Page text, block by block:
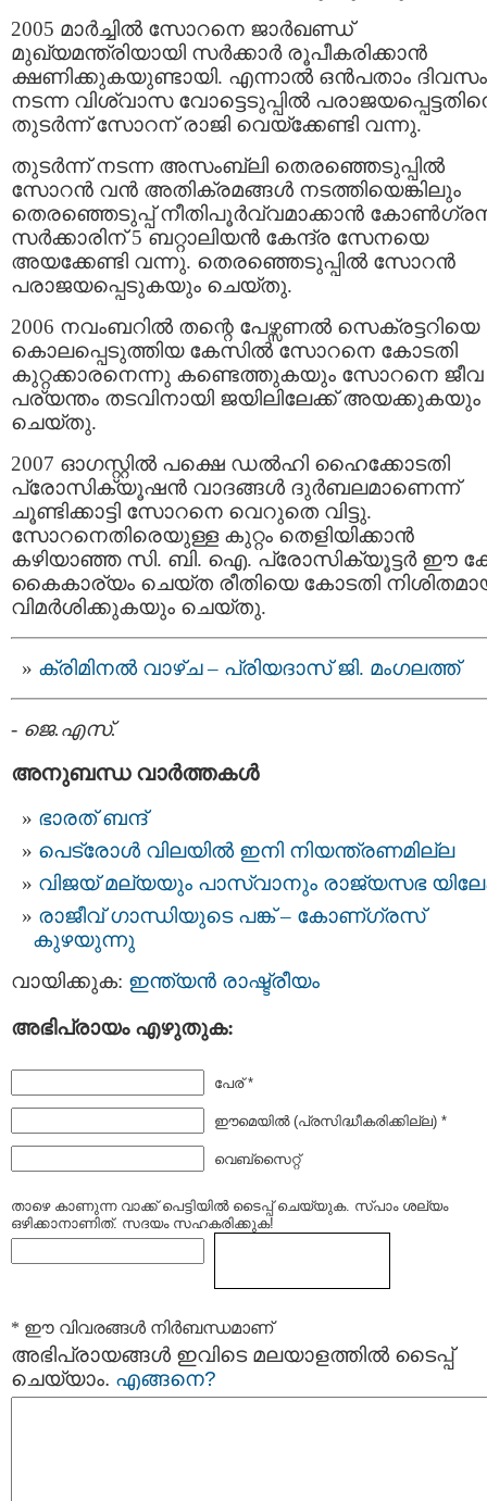
2005 മാര്‍ച്ചില്‍ സോറനെ ജാര്‍ഖണ്ഡ്
മുഖ്യമന്ത്രിയായി സര്‍ക്കാര്‍ രൂപീകരിക്കാന്‍
ക്ഷണിക്കുകയുണ്ടായി. എന്നാല്‍ ഒന്‍പതാം ദിവസം
നടന്ന വിശ്വാസ വോട്ടെടുപ്പില്‍
തുടര്‍ന്ന് സോറന് രാജി വെയ്ക്കേണ്ടി വന്നു.
തുടര്‍ന്ന് നടന്ന അസംബ്ലി തെരഞ്ഞെടുപ്പില്‍
സോറന്‍ വന്‍ അതിക്രമങ്ങള്‍ നടത്തിയെങ്കിലും
തെരഞ്ഞെടുപ്പ് നീതിപൂര്‍വ്വമാക്കാന്‍
സര്‍ക്കാരിന് 5 ബറ്റാലിയന്‍ കേന്ദ്ര സേനയെ
അയക്കേണ്ടി വന്നു. തെരഞ്ഞെടുപ്പില്‍ സോറന്‍
പരാജയപ്പെടുകയും ചെയ്തു.
2006 നവംബറില്‍ തന്റെ പേഴ്സണല്‍ സെക്രട്ടറിയെ
കൊലപ്പെടുത്തിയ കേസില്‍ സോറനെ കോടതി
കുറ്റക്കാരനെന്നു കണ്ടെത്തുകയും സോറനെ ജീവ
പര്യന്തം തടവിനായി ജയിലിലേക്ക് അയക്കുകയും
ചെയ്തു.
2007 ഓഗസ്റ്റില്‍ പക്ഷെ ഡല്‍ഹി ഹൈക്കോടതി
പ്രോസിക്യൂഷന്‍ വാദങ്ങള്‍ ദുര്‍ബലമാണെന്ന്
ചൂണ്ടിക്കാട്ടി സോറനെ വെറുതെ വിട്ടു.
സോറനെതിരെയുള്ള കുറ്റം തെളിയിക്കാന്‍
കഴിയാഞ്ഞ സി. ബി. ഐ. പ്രോസിക്യൂട്ടര്‍ ഈ
കൈകാര്യം ചെയ്ത രീതിയെ കോടതി
വിമര്‍ശിക്കുകയും ചെയ്തു.
ക്രിമിനല്‍ വാഴ്‌ച – പ്രിയദാസ്‌ ജി. മംഗലത്ത്‌
- ജെ.എസ്.
അനുബന്ധ വാര്‍ത്തകള്‍
ഭാരത്‌ ബന്ദ്
പെട്രോള്‍ വിലയില്‍ ഇനി നിയന്ത്രണമില്ല
വിജയ് മല്യയും പാസ്വാനും രാജ്യസഭ
രാജീവ് ഗാന്ധിയുടെ പങ്ക് – കോണ്ഗ്രസ്
കുഴയുന്നു
വായിക്കുക: ഇന്ത്യന്‍ രാഷ്ട്രീയം
അഭിപ്രായം എഴുതുക:
പേര് *
ഈമെയില്‍ (പ്രസിദ്ധീകരിക്കില്ല) *
വെബ്സൈറ്റ്
താഴെ കാണുന്ന വാക്ക് പെട്ടിയില്‍ ടൈപ്പ്‌ ചെയ്യുക. സ്പാം ശല്യം
ഒഴിക്കാനാണിത്. സദയം സഹകരിക്കുക!
* ഈ വിവരങ്ങള്‍ നിര്‍ബന്ധമാണ്
അഭിപ്രായങ്ങള്‍ ഇവിടെ മലയാളത്തില്‍ ടൈപ്പ്
ചെയ്യാം. എങ്ങനെ?